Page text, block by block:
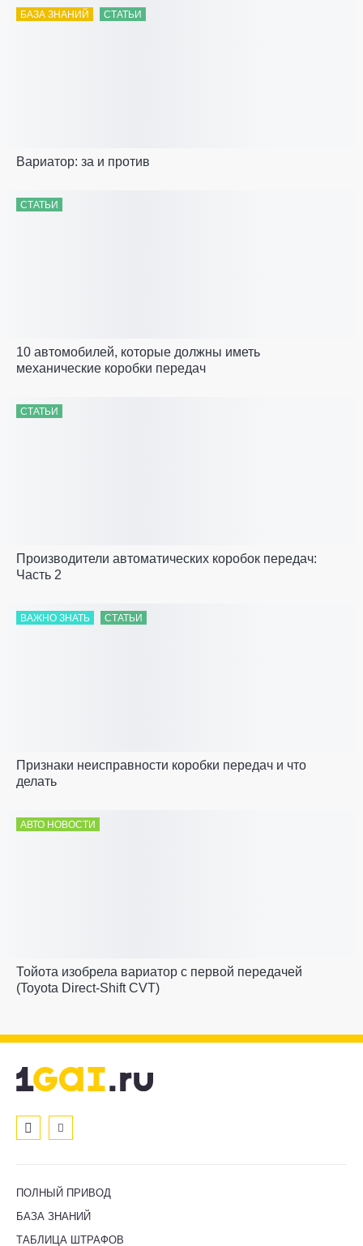
БАЗА ЗНАНИЙ СТАТЬИ
Вариатор: за и против
СТАТЬИ
10 автомобилей, которые должны иметь
механические коробки передач
СТАТЬИ
Производители автоматических коробок передач:
Часть 2
ВАЖНО ЗНАТЬ СТАТЬИ
Признаки неисправности коробки передач и что
делать
АВТО НОВОСТИ
Тойота изобрела вариатор с первой передачей
(Toyota Direct-Shift CVT)
ПОЛНЫЙ ПРИВОД
БАЗА ЗНАНИЙ
ТАБЛИЦА ШТРАФОВ